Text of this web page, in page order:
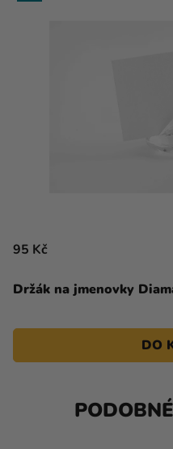
Držák na jmenovky
95 Kč
DO